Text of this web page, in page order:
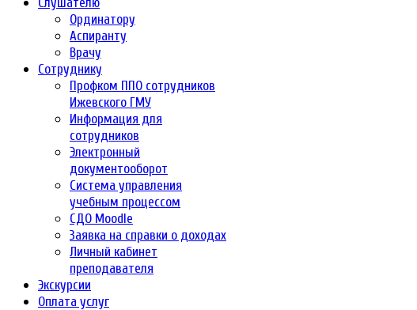
Ординатору
Аспиранту
Врачу
Сотруднику
Профком ППО сотрудников
Ижевского ГМУ
Информация для
сотрудников
Электронный
документооборот
Система управления
учебным процессом
СДО Moodle
Заявка на справки о доходах
Личный кабинет
преподавателя
Экскурсии
Оплата услуг